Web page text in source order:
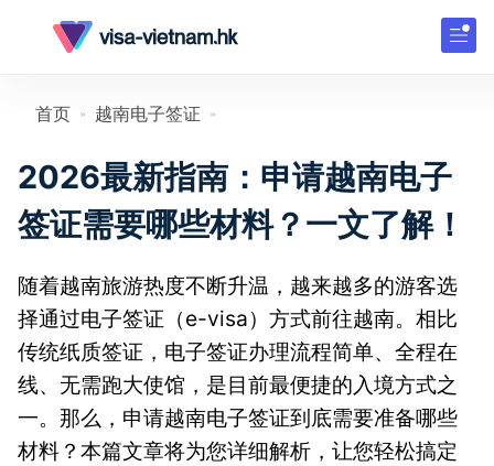
首页 » 越南电子签证 »
2026最新指南：申请越南电子
签证需要哪些材料？一文了解！
随着越南旅游热度不断升温，越来越多的游客选
择通过电子签证（e-visa）方式前往越南。相比
传统纸质签证，电子签证办理流程简单、全程在
线、无需跑大使馆，是目前最便捷的入境方式之
一。那么，申请越南电子签证到底需要准备哪些
材料？本篇文章将为您详细解析，让您轻松搞定